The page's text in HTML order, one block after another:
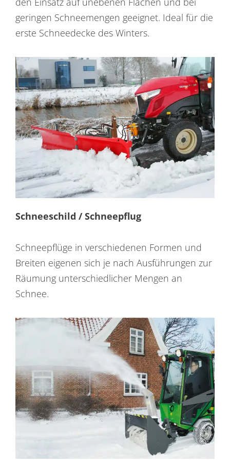
geringen Schneemengen geeignet. Ideal für die
erste Schneedecke des Winters.
Schneeschild / Schneepflug
Schneepflüge in verschiedenen Formen und
Breiten eigenen sich je nach Ausführungen zur
Räumung unterschiedlicher Mengen an
Schnee.